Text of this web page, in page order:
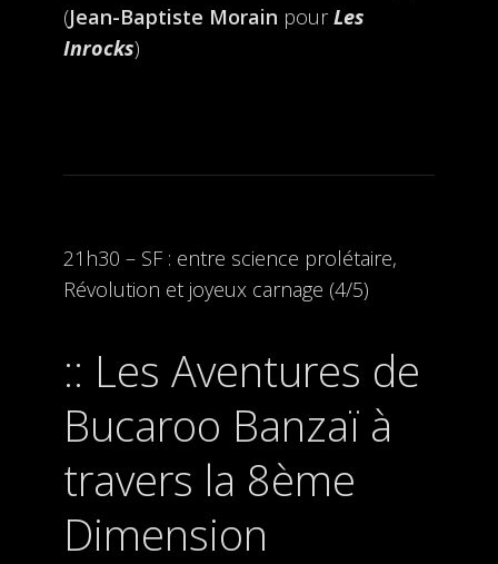
(Jean-Baptiste Morain pourLes
Inrocks)
21h30 – SF : entre science prolétaire,
Révolution et joyeux carnage (4/5)
Les Aventures de
Bucaroo Banzaï à
travers la 8ème
Dimension